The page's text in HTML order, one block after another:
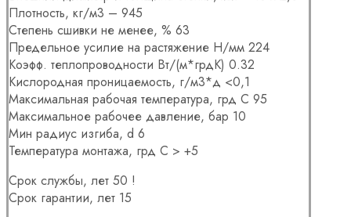
Плотность, кг/м3 – 945
Степень сшивки не менее, % 63
Предельное усилие на растяжение Н/мм 224
Коэфф. теплопроводности Вт/(м*грдК) 0.32
Кислородная проницаемость, г/м3*д <0,1
Максимальная рабочая температура, грд С 95
Максимальное рабочее давление, бар 10
Мин радиус изгиба, d 6
Температура монтажа, грд С > +5
Срок службы, лет 50 !
Срок гарантии, лет 15